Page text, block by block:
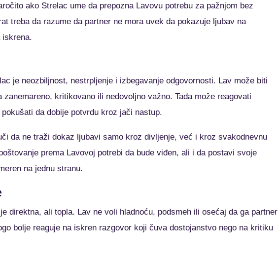
ako Strelac ume da prepozna Lavovu potrebu za pažnjom bez
treba da razume da partner ne mora uvek da pokazuje ljubav na
iskrena.
je neozbiljnost, nestrpljenje i izbegavanje odgovornosti. Lav može biti
kritikovanо ili nedovoljno važno. Tada može reagovati
da dobije potvrdu kroz jači nastup.
da ne traži dokaz ljubavi samo kroz divljenje, već i kroz svakodnevnu
prema Lavovoj potrebi da bude viđen, ali i da postavi svoje
na jednu stranu.
direktna, ali topla. Lav ne voli hladnoću, podsmeh ili osećaj da ga partner
bolje reaguje na iskren razgovor koji čuva dostojanstvo nego na kritiku